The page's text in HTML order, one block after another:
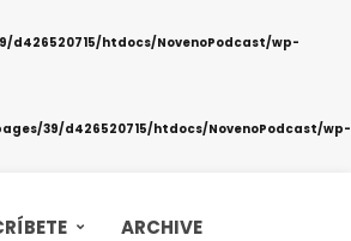
d426520715/htdocs/NovenoPodcast/wp-
39/d426520715/htdocs/NovenoPodcast/wp-
ARCHIVE